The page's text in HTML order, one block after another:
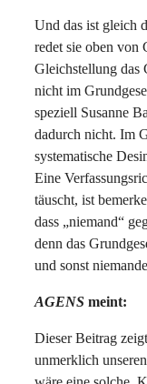
Und das ist gleich
redet sie oben von
Gleichstellung das
nicht im
speziell Susanne
dadurch nicht. Im
systematische
Eine
täuscht, ist
dass „niemand“
denn das
und sonst
AGENS meint:
Dieser Beitrag
unmerklich